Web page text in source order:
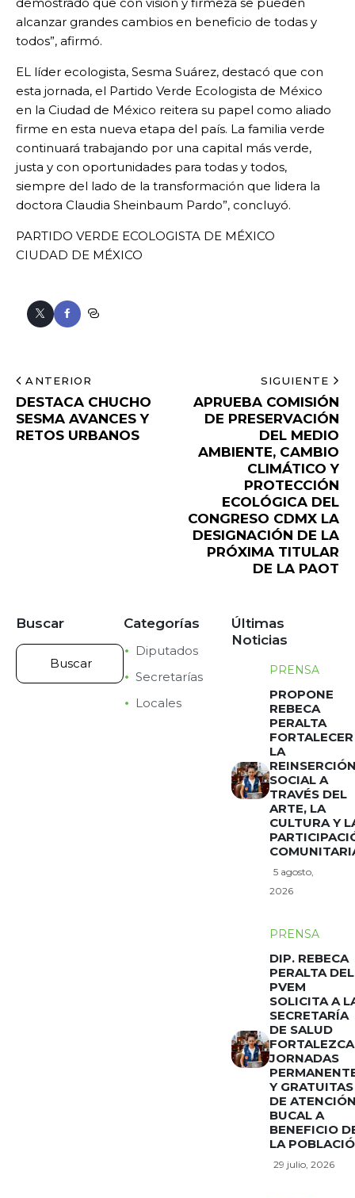
demostrado que con visión y firmeza se pueden
alcanzar grandes cambios en beneficio de todas y
todos”, afirmó.
EL líder ecologista, Sesma Suárez, destacó que con
esta jornada, el Partido Verde Ecologista de México
en la Ciudad de México reitera su papel como aliado
firme en esta nueva etapa del país. La familia verde
continuará trabajando por una capital más verde,
justa y con oportunidades para todas y todos,
siempre del lado de la transformación que lidera la
doctora Claudia Sheinbaum Pardo”, concluyó.
PARTIDO VERDE ECOLOGISTA DE MÉXICO
CIUDAD DE MÉXICO
ANTERIOR
DESTACA CHUCHO
SESMA AVANCES Y
RETOS URBANOS
SIGUIENTE
APRUEBA COMISIÓN
DE PRESERVACIÓN
DEL MEDIO
AMBIENTE, CAMBIO
CLIMÁTICO Y
PROTECCIÓN
ECOLÓGICA DEL
CONGRESO CDMX LA
DESIGNACIÓN DE LA
PRÓXIMA TITULAR
DE LA PAOT
Buscar Categorías
Diputados
Secretarías
Locales
Últimas
Noticias
PRENSA
PROPONE
REBECA
PERALTA
FORTALECER
LA
SOCIAL A
TRAVÉS DEL
ARTE, LA
CULTURA Y
5 agosto,
2026
PRENSA
DIP. REBECA
PERALTA DEL
PVEM
SOLICITA A
SECRETARÍA
DE SALUD
FORTALEZCA
JORNADAS
Y GRATUITAS
DE
BUCAL A
BENEFICIO
LA
29 julio, 2026